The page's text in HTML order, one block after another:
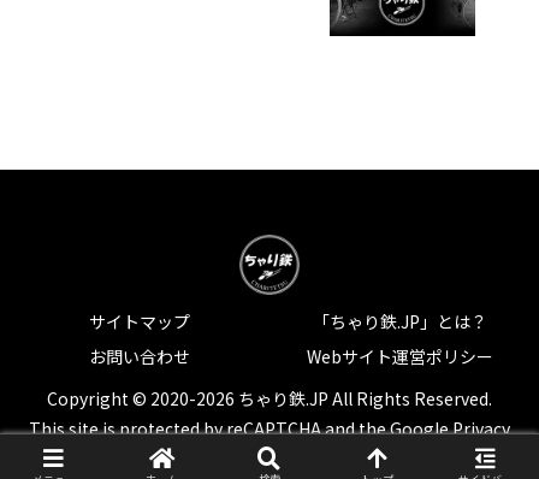
サイトマップ
「ちゃり鉄.JP」とは？
お問い合わせ
Webサイト運営ポリシー
Copyright © 2020-2026 ちゃり鉄.JP All Rights Reserved.
This site is protected by reCAPTCHA and the GooglePrivacy
Policy
Terms of Service apply.